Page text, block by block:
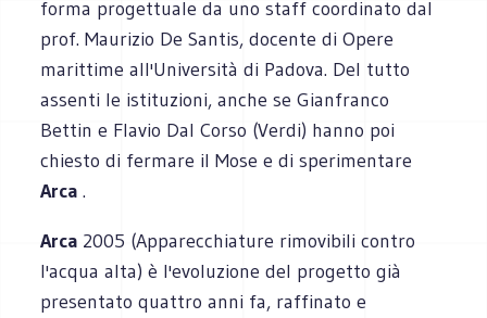
forma progettuale da uno staff coordinato dal
prof. Maurizio De Santis, docente di Opere
marittime all'Università di Padova. Del tutto
assenti le istituzioni, anche se Gianfranco
Bettin e Flavio Dal Corso (Verdi) hanno poi
chiesto di fermare il Mose e di sperimentare
Arca .
Arca 2005 (Apparecchiature rimovibili contro
l'acqua alta) è l'evoluzione del progetto già
presentato quattro anni fa, raffinato e